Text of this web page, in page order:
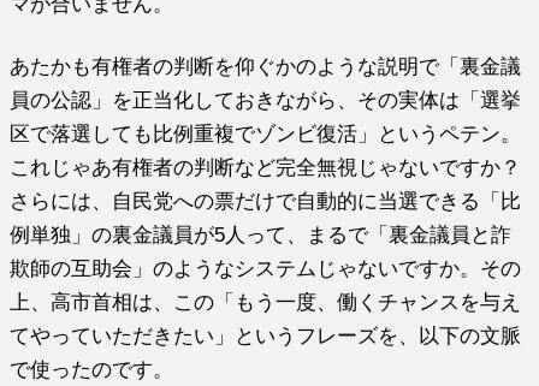
あたかも有権者の判断を仰ぐかのような説明で「裏金議
員の公認」を正当化しておきながら、その実体は「選挙
区で落選しても比例重複でゾンビ復活」というペテン。
これじゃあ有権者の判断など完全無視じゃないですか？
さらには、自民党への票だけで自動的に当選できる「比
例単独」の裏金議員が5人って、まるで「裏金議員と詐
欺師の互助会」のようなシステムじゃないですか。その
上、高市首相は、この「もう一度、働くチャンスを与え
てやっていただきたい」というフレーズを、以下の文脈
で使ったのです。